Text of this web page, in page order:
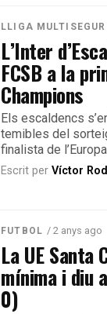
LLIGA MULTISEGUR
L’Inter
FCSB a la
Champions
Els escaldencs
temibles del
finalista de
Escrit perVíctor
FUTBOL / 2 anys ago
La UE Santa
mínima i diu
0)